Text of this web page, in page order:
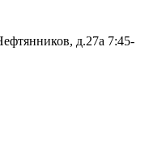
д.27а 7:45-